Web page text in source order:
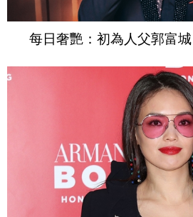
每日奢艷：初為人父郭富